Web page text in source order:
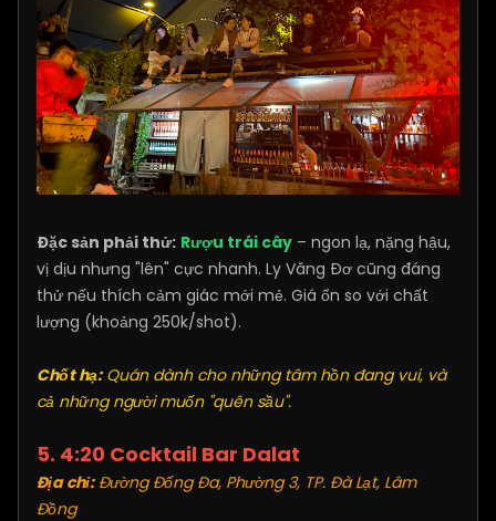
Đặc sản phải thử: Rượu trái cây – ngon lạ, nặng hậu,
vị dịu nhưng "lên" cực nhanh. Ly Văng Đơ cũng đáng
thử nếu thích cảm giác mới mẻ. Giá ổn so với chất
lượng (khoảng 250k/shot).
Chốt hạ:Quán dành cho những tâm hồn đang vui, và
cả những người muốn "quên sầu".
5. 4:20 Cocktail Bar Dalat
Địa chỉ:Đường Đống Đa, Phường 3, TP. Đà Lạt, Lâm
Đồng